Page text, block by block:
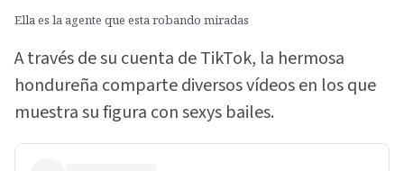
Ella es la agente que esta robando miradas
A través de su cuenta de TikTok, la hermosa
hondureña comparte diversos vídeos en los que
muestra su figura con sexys bailes.